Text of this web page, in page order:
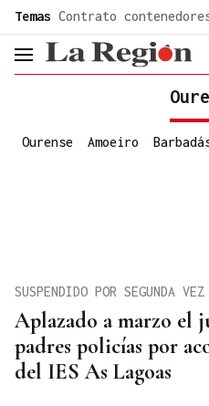
Temas Contrato
header.menu.open
Ourense Amoeiro
Aplazado a marzo el
padres policías por
del IES As Lagoas
SUSPENDIDO POR SEGUNDA VEZ